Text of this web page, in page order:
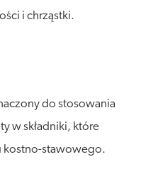
i chrząstki.
do stosowania
w składniki, które
kostno-stawowego.